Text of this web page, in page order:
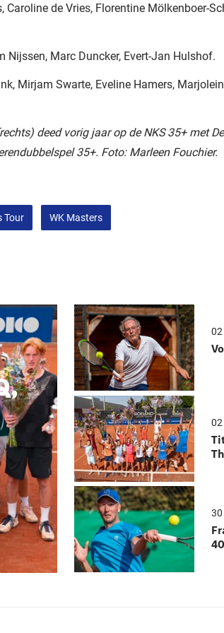
Caroline de Vries, Florentine Mölkenboer-
Nijssen, Marc Duncker, Evert-Jan Hulshof.
Mirjam Swarte, Eveline Hamers, Marjolein
deed vorig jaar op de NKS 35+ met
35+. Foto: Marleen Fouchier.
Tour WK Masters